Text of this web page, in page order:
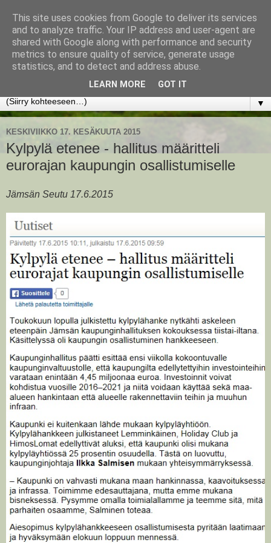
www.jyrkikokko.fi
Uusi Suunta - Jokainen hetki tarjoaa tilaisuuden muuttaa
▼
KESKIVIIKKO 17. KESÄKUUTA 2015
Kylpylä etenee - hallitus määritteli
eurorajan kaupungin osallistumiselle
Jämsän Seutu 17.6.2015
This site uses cookies from Google to deliver its services
and to analyze traffic. Your IP address and user-agent are
shared with Google along with performance and security
metrics to ensure quality of service, generate usage
statistics, and to detect and address abuse.
LEARN MORE GOT IT